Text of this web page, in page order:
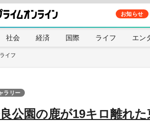
お知らせ
社会 経済 国際 ライフ エン
ライフ
公園の鹿が19キロ離れ
ラリー